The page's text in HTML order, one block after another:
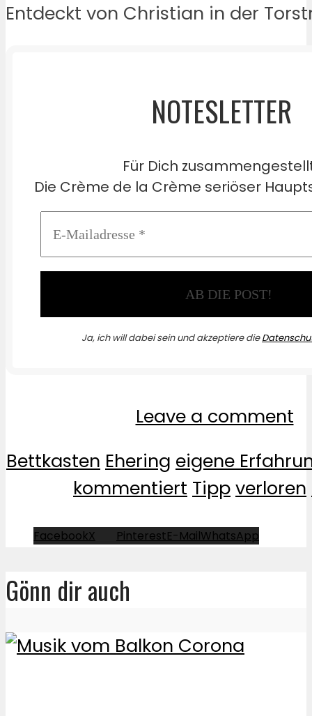
Entdeckt von Christian in der
NOTESLETTER
Für Dich
Die Crème de la Crème seriöser
Ja, ich will dabei sein und akzeptiere die
Leave a comment
Bettkasten Ehering eigene
kommentiert Tippverloren
FacebookX PinterestE-MailWhatsApp
Gönn dir auch